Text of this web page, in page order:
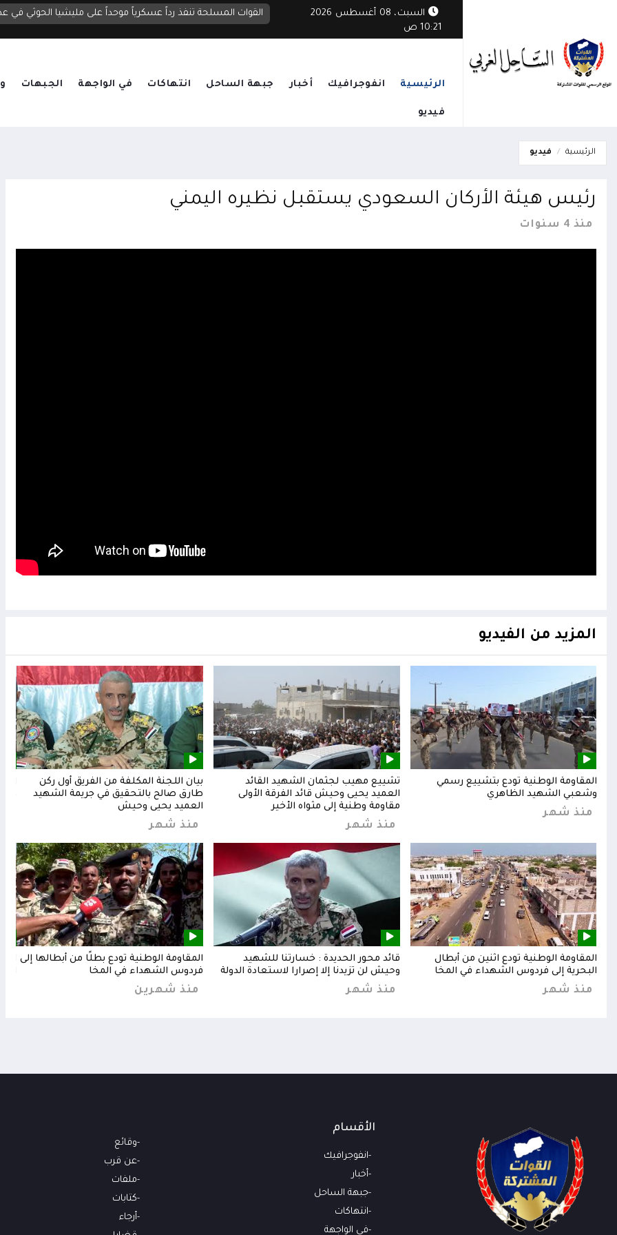
السبت، 08 أغسطس 2026
10:21 ص
القوات المسلحة تنفذ رداً عسكرياً موحداً على مليشيا الحوثي في
الرئيسية انفوجرافيك أخبار جبهة الساحل انتهاكات في الواجهة الجبهات
فيديو
الرئيسية فيديو
رئيس هيئة الأركان السعودي يستقبل نظيره اليمني
منذ 4 سنوات
المزيد من الفيديو
المقاومة الوطنية تودع بتشييع رسمي
وشعبي الشهيد الظاهري
منذ شهر
تشييع مهيب لجثمان الشهيد القائد
العميد يحيى وحيش قائد الفرقة الأولى
مقاومة وطنية إلى مثواه الأخير
منذ شهر
بيان اللجنة المكلفة من الفريق أول ركن
طارق صالح بالتحقيق في جريمة الشهيد
العميد يحيى وحيش
منذ شهر
المقاومة الوطنية تودع اثنين من أبطال
البحرية إلى فردوس الشهداء في المخا
منذ شهر
قائد محور الحديدة : خسارتنا للشهيد
وحيش لن تزيدنا إلا إصرارا لاستعادة الدولة
منذ شهر
المقاومة الوطنية تودع بطلًا من أبطالها إلى
فردوس الشهداء في المخا
منذ شهرين
الأقسام
انفوجرافيك
أخبار
جبهة الساحل
انتهاكات
في الواجهة
وقائع
عن قرب
ملفات
كتابات
أرجاء